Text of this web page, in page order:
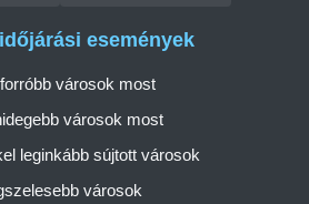
események
városok most
városok most
leginkább sújtott városok
városok